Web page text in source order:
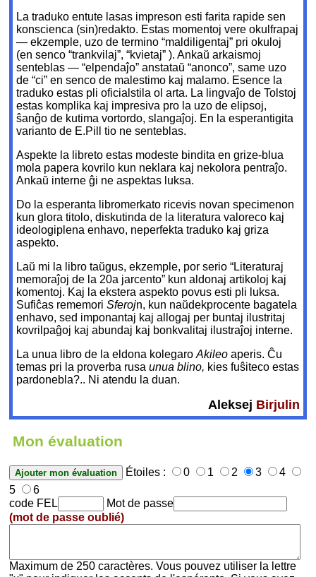
La traduko entute lasas impreson esti farita rapide sen
konscienca (sin)redakto. Estas momentoj vere okulfrapaj
— ekzemple, uzo de termino “maldiligentaj” pri okuloj
(en senco “trankvilaj”, “kvietaj” ). Ankaŭ arkaismoj
senteblas — “elpendaĵo” anstataŭ “anonco”, same uzo
de “ci” en senco de malestimo kaj malamo. Esence la
traduko estas pli oficialstila ol arta. La lingvaĵo de Tolstoj
estas komplika kaj impresiva pro la uzo de elipsoj,
ŝanĝo de kutima vortordo, slangaĵoj. En la esperantigita
varianto de E.Pill tio ne senteblas.
Aspekte la libreto estas modeste bindita en grize-blua
mola papera kovrilo kun neklara kaj nekolora pentraĵo.
Ankaŭ interne ĝi ne aspektas luksa.
Do la esperanta libromerkato ricevis novan specimenon
kun glora titolo, diskutinda de la literatura valoreco kaj
ideologiplena enhavo, neperfekta traduko kaj griza
aspekto.
Laŭ mi la libro taŭgus, ekzemple, por serio “Literaturaj
memoraĵoj de la 20a jarcento” kun aldonaj artikoloj kaj
komentoj. Kaj la ekstera aspekto povus esti pli luksa.
Sufiĉas rememoriSferojn, kun naŭdekprocente bagatela
enhavo, sed imponantaj kaj allogaj per buntaj ilustritaj
kovrilpaĝoj kaj abundaj kaj bonkvalitaj ilustraĵoj interne.
La unua libro de la eldona kolegaroAkileo aperis. Ĉu
temas pri la proverba rusaunua blino, kies fuŝiteco estas
pardonebla?.. Ni atendu la duan.
Aleksej Birjulin
Mon évaluation
Étoiles : 0 1 2 3
4
5
6
code FEL
Mot de passe
(mot de passe oublié)
Maximum de 250 caractères. Vous pouvez utiliser la lettre